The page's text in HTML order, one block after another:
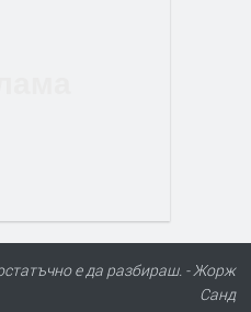
е да разбираш. - Жорж
Санд